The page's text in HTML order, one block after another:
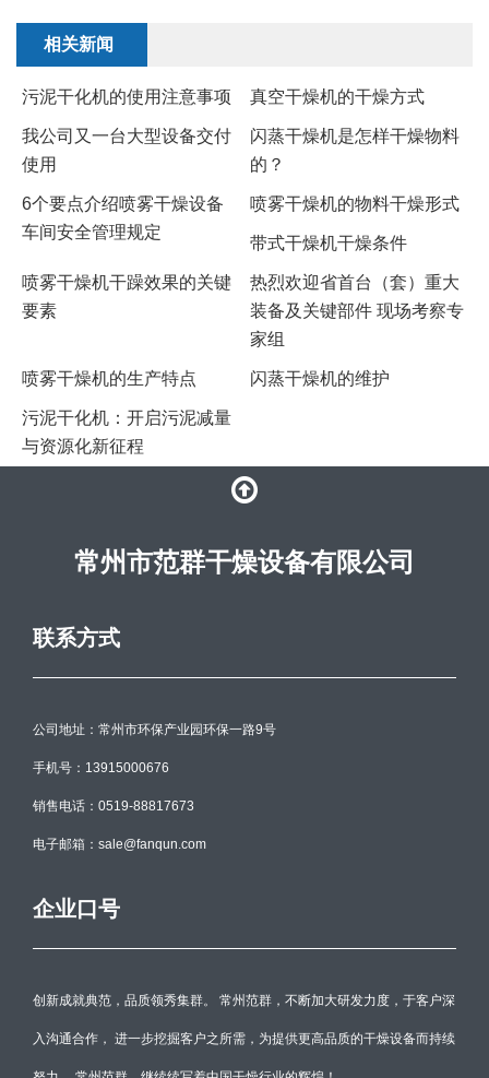
相关新闻
污泥干化机的使用注意事项 真空干燥机的干燥方式
我公司又一台大型设备交付
使用
​闪蒸干燥机是怎样干燥物料
的？
6个要点介绍喷雾干燥设备
车间安全管理规定
喷雾干燥机的物料干燥形式
带式干燥机干燥条件
喷雾干燥机干躁效果的关键
要素
热烈欢迎省首台（套）重大
装备及关键部件 现场考察专
家组
喷雾干燥机的生产特点 闪蒸干燥机的维护
污泥干化机：开启污泥减量
与资源化新征程
常州市范群干燥设备有限公司
联系方式
公司地址：常州市环保产业园环保一路9号
手机号：13915000676
销售电话：0519-88817673
电子邮箱：sale@fanqun.com
企业口号
创新成就典范，品质领秀集群。 常州范群，不断加大研发力度，于客户深
入沟通合作， 进一步挖掘客户之所需，为提供更高品质的干燥设备而持续